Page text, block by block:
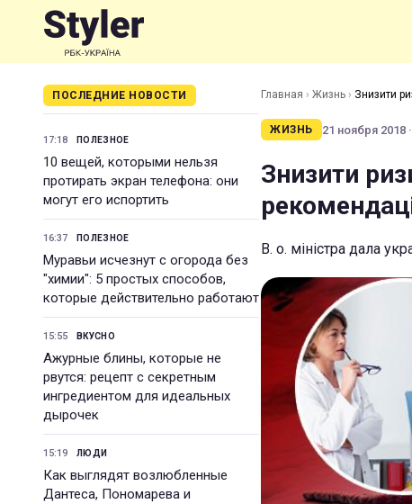
ПОСЛЕДНИЕ НОВОСТИ
17:18 ПОЛЕЗНОЕ
10 вещей, которыми нельзя
протирать экран телефона: они
могут его испортить
16:37 ПОЛЕЗНОЕ
Муравьи исчезнут с огорода без
"химии": 5 простых способов,
которые действительно работают
15:55 ВКУСНО
Ажурные блины, которые не
рвутся: рецепт с секретным
ингредиентом для идеальных
дырочек
15:19 ЛЮДИ
Как выглядят возлюбленные
Дантеса, Пономарева и
Главная › Жизнь › Знизити
ЖИЗНЬ 21 ноября 2018
Знизити
В. о. міністра дала